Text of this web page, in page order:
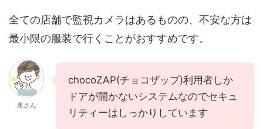
全ての店舗で監視カメラはあるものの、不安な方は
最小限の服装で行くことがおすすめです。
東さん
chocoZAP(チョコザップ)利用者しか
ドアが開かないシステムなのでセキュ
リティーはしっかりしています